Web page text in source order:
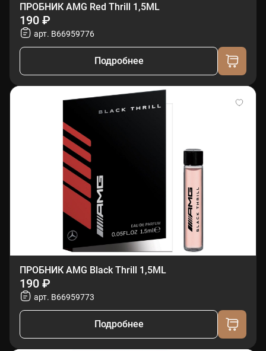
ПРОБНИК AMG Red Thrill 1,5ML
190 ₽
арт. B66959776
Подробнее
ПРОБНИК AMG Black Thrill 1,5ML
190 ₽
арт. B66959773
Подробнее